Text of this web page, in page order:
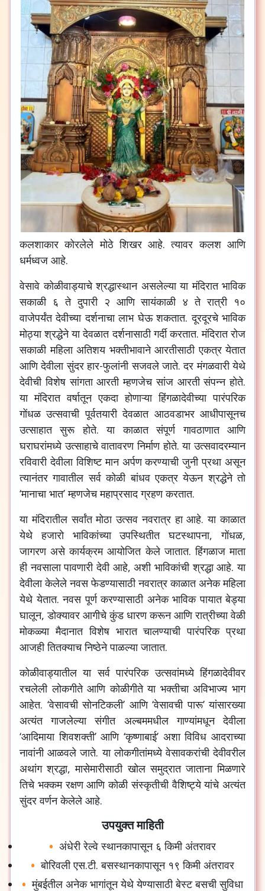
कलशाकार कोरलेले मोठे शिखर आहे. त्यावर कलश आणि
धर्मध्वज आहे.
वेसावे कोळीवाड्याचे श्रद्धास्थान असलेल्या या मंदिरात भाविक
सकाळी ६ ते दुपारी २ आणि सायंकाळी ४ ते रात्री १०
वाजेपर्यंत देवीच्या दर्शनाचा लाभ घेऊ शकतात. दूरदूरचे भाविक
मोठ्या श्रद्धेने या देवळात दर्शनासाठी गर्दी करतात. मंदिरात रोज
सकाळी महिला अतिशय भक्तीभावाने आरतीसाठी एकत्र येतात
आणि देवीला सुंदर हार-फुलांनी सजवले जाते. दर मंगळवारी येथे
देवीची विशेष सांगता आरती म्हणजेच सांज आरती संपन्न होते.
या मंदिरात वर्षातून एकदा होणाऱ्या हिंगळादेवीच्या पारंपरिक
गोंधळ उत्सवाची पूर्वतयारी देवळात आठवडाभर आधीपासूनच
उत्साहात सुरू होते. या काळात संपूर्ण गावठाणात आणि
घराघरांमध्ये उत्साहाचे वातावरण निर्माण होते. या उत्सवादरम्यान
रविवारी देवीला विशिष्ट मान अर्पण करण्याची जुनी प्रथा असून
त्यानंतर गावातील सर्व कोळी बांधव एकत्र येऊन श्रद्धेने तो
‘मानाचा भात’ म्हणजेच महाप्रसाद ग्रहण करतात.
या मंदिरातील सर्वांत मोठा उत्सव नवरात्र हा आहे. या काळात
येथे हजारो भाविकांच्या उपस्थितीत घटस्थापना, गोंधळ,
जागरण असे कार्यक्रम आयोजित केले जातात. हिंगळाज माता
ही नवसाला पावणारी देवी आहे, अशी भाविकांची श्रद्धा आहे. या
देवीला केलेले नवस फेडण्यासाठी नवरात्र काळात अनेक महिला
येथे येतात. नवस पूर्ण करण्यासाठी अनेक भाविक पायात बेड्या
घालून, डोक्यावर आगीचे कुंड धारण करून आणि रात्रीच्या वेळी
मोकळ्या मैदानात विशेष भारात चालण्याची पारंपरिक प्रथा
आजही तितक्याच निष्ठेने पाळल्या जातात.
कोळीवाड्यातील या सर्व पारंपरिक उत्सवांमध्ये हिंगळादेवीवर
रचलेली लोकगीते आणि कोळीगीते या भक्तीचा अविभाज्य भाग
आहेत. ‘वेसावची सोनटिकली’ आणि ‘वेसावची पारू’ यांसारख्या
अत्यंत गाजलेल्या संगीत अल्बममधील गाण्यांमधून देवीला
‘आदिमाया शिवशक्ती’ आणि ‘कृष्णाबाई’ अशा विविध आदराच्या
नावांनी आळवले जाते. या लोकगीतांमध्ये वेसावकरांची देवीवरील
अथांग श्रद्धा, मासेमारीसाठी खोल समुद्रात जाताना मिळणारे
तिचे भक्कम रक्षण आणि कोळी संस्कृतीची वैशिष्ट्ये यांचे अत्यंत
सुंदर वर्णन केलेले आहे.
उपयुक्त माहिती
अंधेरी रेल्वे स्थानकापासून ६ किमी अंतरावर
बोरिवली एस.टी. बसस्थानकापासून १९ किमी अंतरावर
मुंबईतील अनेक भागांतून येथे येण्यासाठी बेस्ट बसची सुविधा